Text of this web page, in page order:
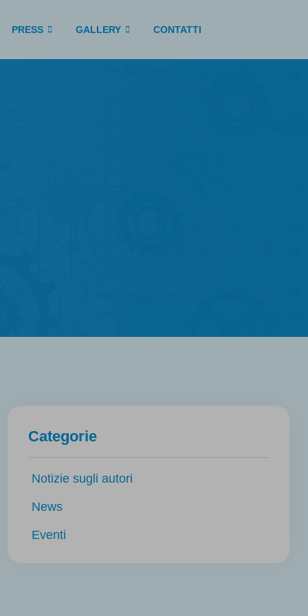
PRESS GALLERY CONTATTI
Categorie
Notizie sugli autori
News
Eventi